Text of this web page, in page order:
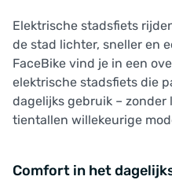
Elektrische stadsfiets
de stad lichter, sneller en
FaceBike vind je in een
elektrische stadsfiets die
dagelijks gebruik – zonder
tientallen willekeurige
Comfort in het